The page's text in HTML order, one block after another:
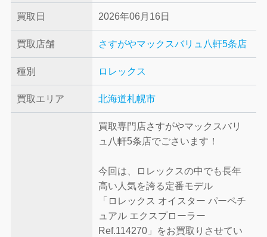
買取日 2026年06月16日
買取店舗 さすがやマックスバリュ八軒5条店
種別 ロレックス
買取エリア 北海道札幌市
買取専門店さすがやマックスバリ
ュ八軒5条店でごさいます！
今回は、ロレックスの中でも長年
高い人気を誇る定番モデル
「ロレックス オイスター パーペチ
ュアル エクスプローラー
Ref.114270」をお買取りさせてい